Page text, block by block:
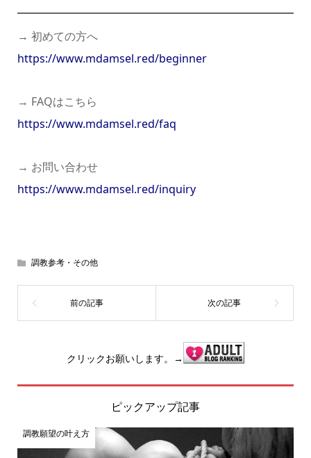
→ 初めての方へ
https://www.mdamsel.red/beginner
→ FAQはこちら
https://www.mdamsel.red/faq
→ お問い合わせ
https://www.mdamsel.red/inquiry
調教参考・その他
クリックお願いします。→
ピックアップ記事
調教願望の叶え方